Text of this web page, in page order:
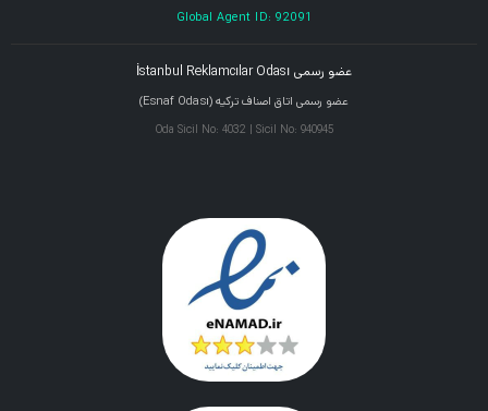
Global Agent ID: 92091
عضو رسمی İstanbul Reklamcılar Odası
عضو رسمی اتاق اصناف ترکیه (Esnaf Odası)
Oda Sicil No: 4032 | Sicil No: 940945